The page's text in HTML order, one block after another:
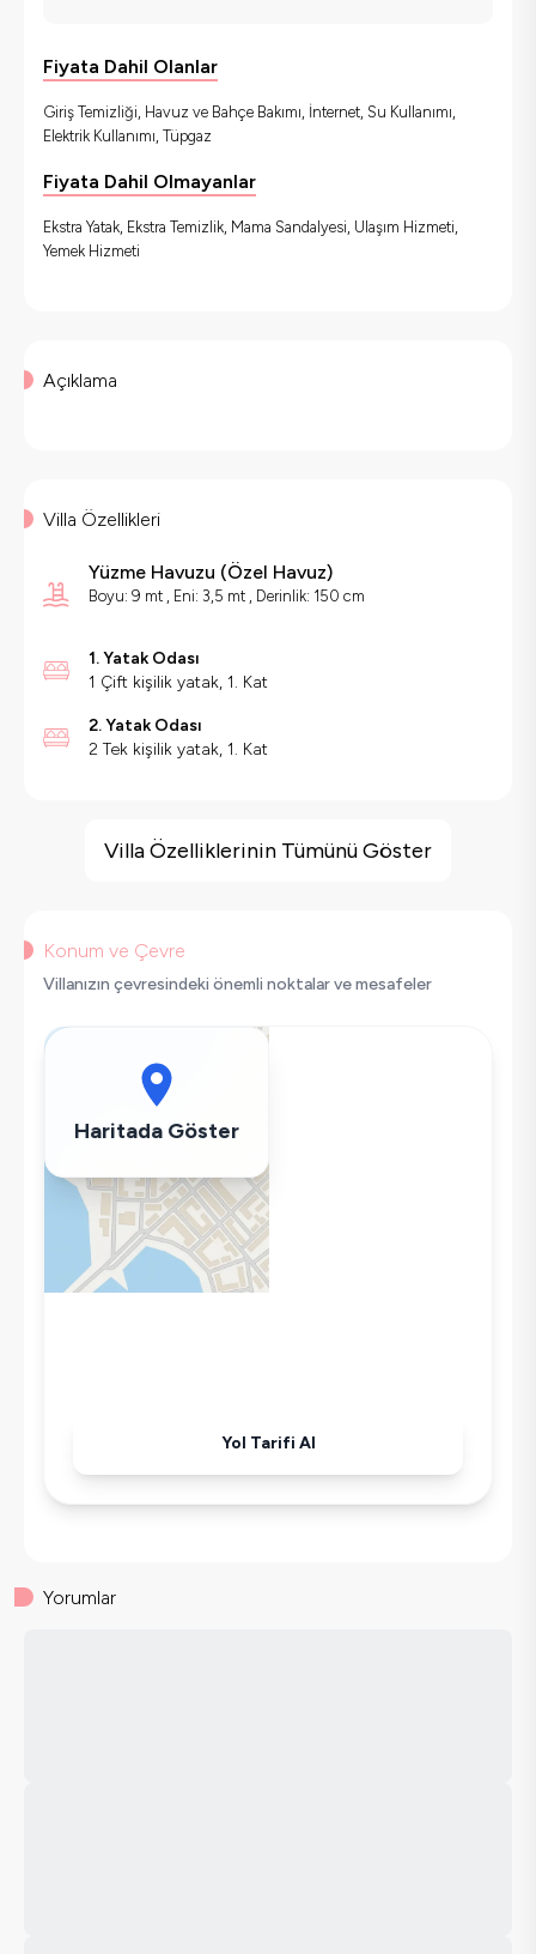
Fiyata Dahil Olanlar
Giriş Temizliği, Havuz ve Bahçe Bakımı, İnternet, Su Kullanımı,
Elektrik Kullanımı, Tüpgaz
Fiyata Dahil Olmayanlar
Ekstra Yatak, Ekstra Temizlik, Mama Sandalyesi, Ulaşım Hizmeti,
Yemek Hizmeti
Açıklama
Villa Özellikleri
Yüzme Havuzu (Özel Havuz)
Boyu: 9 mt , Eni: 3,5 mt , Derinlik: 150 cm
1. Yatak Odası
1 Çift kişilik yatak, 1. Kat
2. Yatak Odası
2 Tek kişilik yatak, 1. Kat
Saç Kurutma Makinası
Bulaşık Makinesi
Buzdolabı
Mikrodalga
Kettle
Korunaklı Havuz
Ütü
Villa Özelliklerinin Tümünü Göster
Konum ve Çevre
Villanızın çevresindeki önemli noktalar ve mesafeler
Haritada Göster
Yol Tarifi Al
Yorumlar